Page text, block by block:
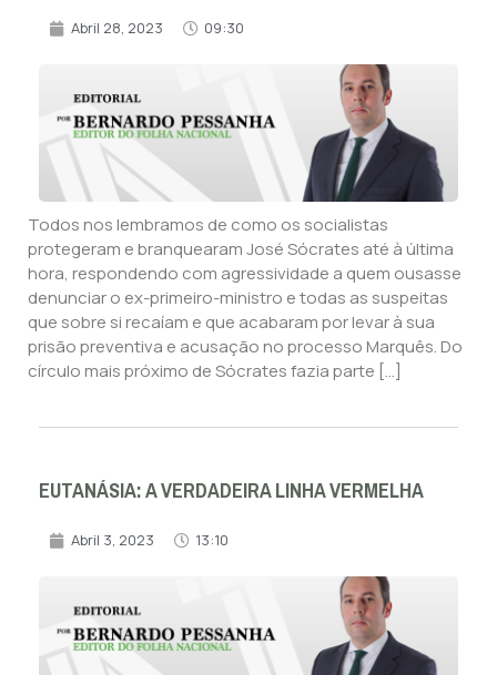
Abril 28, 2023 09:30
Todos nos lembramos de como os socialistas
protegeram e branquearam José Sócrates até à última
hora, respondendo com agressividade a quem ousasse
denunciar o ex-primeiro-ministro e todas as suspeitas
que sobre si recaíam e que acabaram por levar à sua
prisão preventiva e acusação no processo Marquês. Do
círculo mais próximo de Sócrates fazia parte […]
EUTANÁSIA: A VERDADEIRA LINHA VERMELHA
Abril 3, 2023 13:10